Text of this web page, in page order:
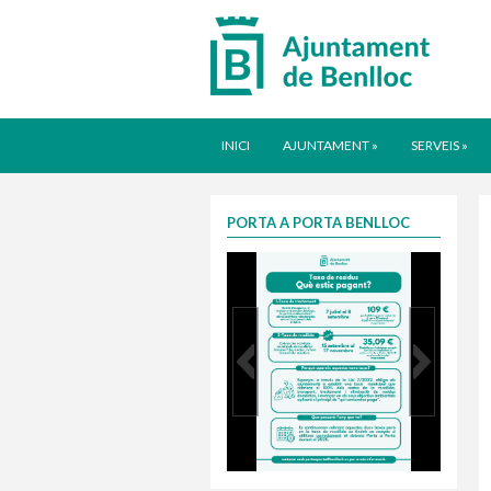
INICI AJUNTAMENT » SERVEIS »
PORTA A PORTA BENLLOC